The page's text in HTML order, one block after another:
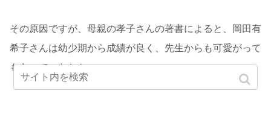
その原因ですが、母親の孝子さんの著書によると、岡田有
希子さんは幼少期から成績が良く、先生からも可愛がって
もらっていたとか。